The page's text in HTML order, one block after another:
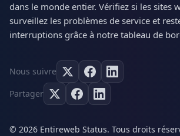
dans le monde entier. Vérifiez si les sites
surveillez les problèmes de service et
interruptions grâce à notre tableau de
Nous suivre
Partager
© 2026 Entireweb Status. Tous droits